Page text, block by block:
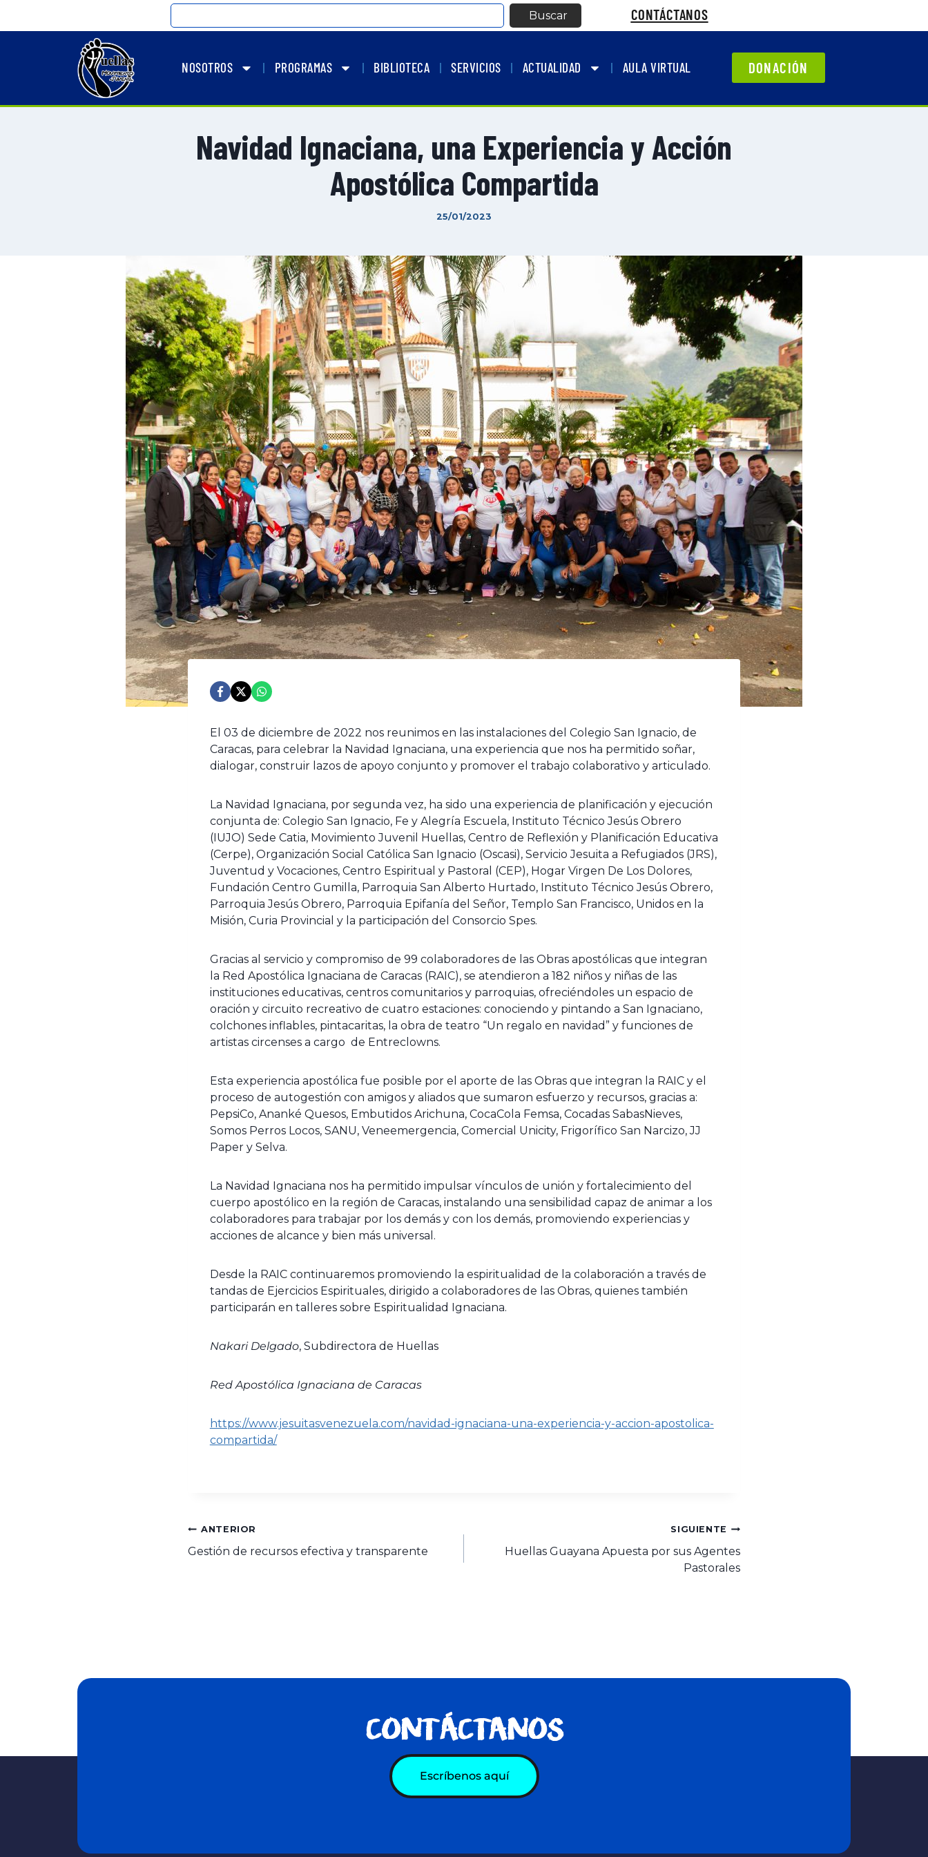
Buscar CONTÁCTANOS
NOSOTROS PROGRAMAS BIBLIOTECA SERVICIOS ACTUALIDAD AULA VIRTUAL DONACIÓN
Navidad Ignaciana, una Experiencia y Acción
Apostólica Compartida
25/01/2023
El 03 de diciembre de 2022 nos reunimos en las instalaciones del Colegio San Ignacio, de
Caracas, para celebrar la Navidad Ignaciana, una experiencia que nos ha permitido soñar,
dialogar, construir lazos de apoyo conjunto y promover el trabajo colaborativo y articulado.
La Navidad Ignaciana, por segunda vez, ha sido una experiencia de planificación y ejecución
conjunta de: Colegio San Ignacio, Fe y Alegría Escuela, Instituto Técnico Jesús Obrero
(IUJO) Sede Catia, Movimiento Juvenil Huellas, Centro de Reflexión y Planificación Educativa
(Cerpe), Organización Social Católica San Ignacio (Oscasi), Servicio Jesuita a Refugiados (JRS),
Juventud y Vocaciones, Centro Espiritual y Pastoral (CEP), Hogar Virgen De Los Dolores,
Fundación Centro Gumilla, Parroquia San Alberto Hurtado, Instituto Técnico Jesús Obrero,
Parroquia Jesús Obrero, Parroquia Epifanía del Señor, Templo San Francisco, Unidos en la
Misión, Curia Provincial y la participación del Consorcio Spes.
Gracias al servicio y compromiso de 99 colaboradores de las Obras apostólicas que integran
la Red Apostólica Ignaciana de Caracas (RAIC), se atendieron a 182 niños y niñas de las
instituciones educativas, centros comunitarios y parroquias, ofreciéndoles un espacio de
oración y circuito recreativo de cuatro estaciones: conociendo y pintando a San Ignaciano,
colchones inflables, pintacaritas, la obra de teatro “Un regalo en navidad” y funciones de
artistas circenses a cargo de Entreclowns.
Esta experiencia apostólica fue posible por el aporte de las Obras que integran la RAIC y el
proceso de autogestión con amigos y aliados que sumaron esfuerzo y recursos, gracias a:
PepsiCo, Ananké Quesos, Embutidos Arichuna, CocaCola Femsa, Cocadas SabasNieves,
Somos Perros Locos, SANU, Veneemergencia, Comercial Unicity, Frigorífico San Narcizo, JJ
Paper y Selva.
La Navidad Ignaciana nos ha permitido impulsar vínculos de unión y fortalecimiento del
cuerpo apostólico en la región de Caracas, instalando una sensibilidad capaz de animar a los
colaboradores para trabajar por los demás y con los demás, promoviendo experiencias y
acciones de alcance y bien más universal.
Desde la RAIC continuaremos promoviendo la espiritualidad de la colaboración a través de
tandas de Ejercicios Espirituales, dirigido a colaboradores de las Obras, quienes también
participarán en talleres sobre Espiritualidad Ignaciana.
Nakari Delgado, Subdirectora de Huellas
Red Apostólica Ignaciana de Caracas
https://www.jesuitasvenezuela.com/navidad-ignaciana-una-experiencia-y-accion-apostolica-
compartida/
ANTERIOR
Gestión de recursos efectiva y transparente
SIGUIENTE
Huellas Guayana Apuesta por sus Agentes
Pastorales
CONTÁCTANOS
Escríbenos aquí